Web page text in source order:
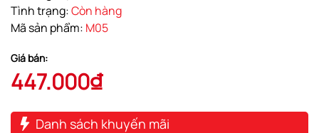
Tình trạng:Còn hàng
Mã sản phẩm: M05
Giá bán:
447.000₫
Danh sách khuyến mãi